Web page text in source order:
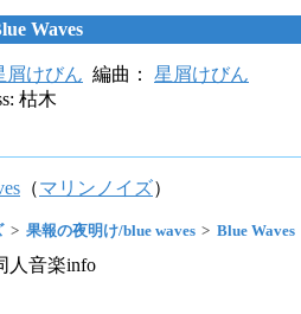
Waves
屑けびん 編曲： 星屑けびん
枯木
（マリンノイズ）
果報の夜明け/blue waves Blue Waves
人音楽info